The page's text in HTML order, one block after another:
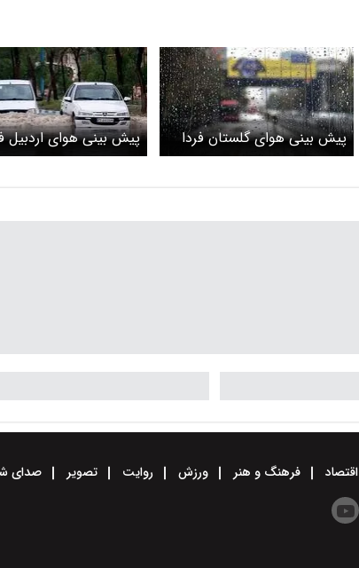
پیش بینی هوای گلستان فردا
۱۶ خرداد ۱۴۰۵/ رگبارهای
پیش بینی هوای اردبیل
شنبه 16 خرداد/ رگبار
اقتصاد فرهنگ و هنر ورزش روایت تصویر صدای